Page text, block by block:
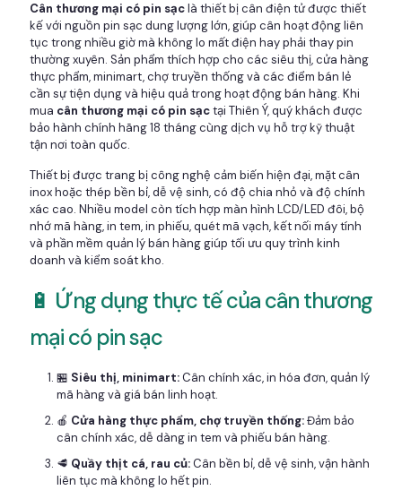
Cân thương mại có pin sạclà thiết bị cân điện tử được thiết
kế với nguồn pin sạc dung lượng lớn, giúp cân hoạt động liên
tục trong nhiều giờ mà không lo mất điện hay phải thay pin
thường xuyên. Sản phẩm thích hợp cho các siêu thị, cửa hàng
thực phẩm, minimart, chợ truyền thống và các điểm bán lẻ
cần sự tiện dụng và hiệu quả trong hoạt động bán hàng. Khi
mua cân thương mại có pin sạctại Thiên Ý, quý khách được
bảo hành chính hãng 18 tháng cùng dịch vụ hỗ trợ kỹ thuật
tận nơi toàn quốc.
Thiết bị được trang bị công nghệ cảm biến hiện đại, mặt cân
inox hoặc thép bền bỉ, dễ vệ sinh, có độ chia nhỏ và độ chính
xác cao. Nhiều model còn tích hợp màn hình LCD/LED đôi, bộ
nhớ mã hàng, in tem, in phiếu, quét mã vạch, kết nối máy tính
và phần mềm quản lý bán hàng giúp tối ưu quy trình kinh
doanh và kiểm soát kho.
🔋 Ứng dụng thực tế của cân thương
mại có pin sạc
🏪 Siêu thị, minimart:Cân chính xác, in hóa đơn, quản lý
mã hàng và giá bán linh hoạt.
🍎 Cửa hàng thực phẩm, chợ truyền thống:Đảm bảo
cân chính xác, dễ dàng in tem và phiếu bán hàng.
🥩 Quầy thịt cá, rau củ:Cân bền bỉ, dễ vệ sinh, vận hành
liên tục mà không lo hết pin.